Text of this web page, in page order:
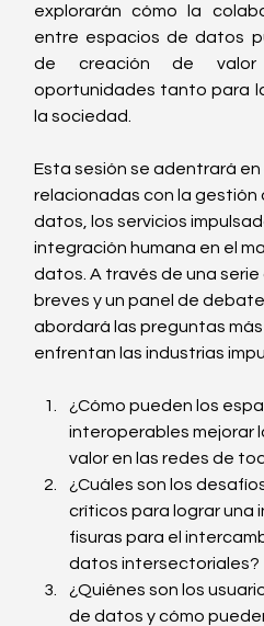
explorarán cómo la
entre espacios de datos
de creación de
oportunidades tanto para
la sociedad.
Esta sesión se adentrará
relacionadas con la gestión
datos, los servicios
integración humana en el
datos. A través de una
breves y un panel de
abordará las preguntas
enfrentan las industrias
¿Cómo pueden los
interoperables mejorar
valor en las redes de
¿Cuáles son los
críticos para lograr una
fisuras para el
datos intersectoriales?
¿Quiénes son los
de datos y cómo